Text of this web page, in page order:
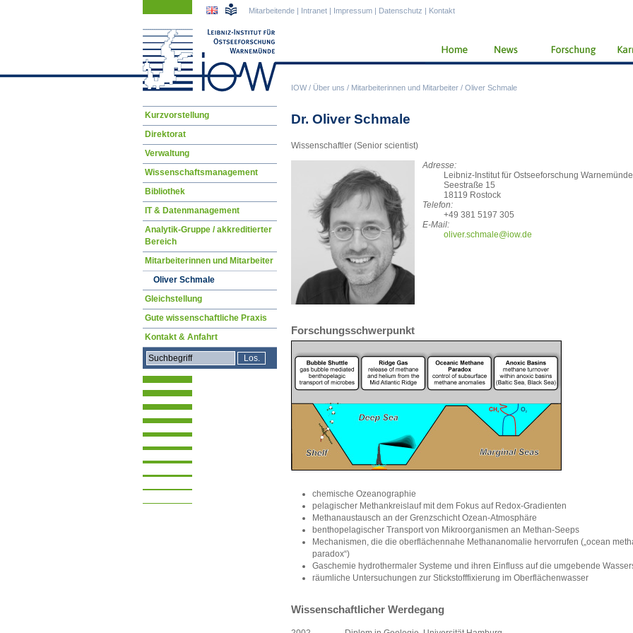
IOW/ Über uns / Mitarbeiterinnen und Mitarbeiter / Oliver Schmale
Mitarbeitende | Intranet | Impressum | Datenschutz | Kontakt
Dr. Oliver Schmale
Wissenschaftler (Senior scientist)
Adresse:
Leibniz-Institut für Ostseeforschung Warnemünde
Seestraße 15
18119 Rostock
Telefon:
+49 381 5197 305
E-Mail:
oliver.schmale@iow.de
Forschungsschwerpunkt
chemische Ozeanographie
pelagischer Methankreislauf mit dem Fokus auf Redox-Gradienten
Methanaustausch an der Grenzschicht Ozean-Atmosphäre
benthopelagischer Transport von Mikroorganismen an Methan-Seeps
Mechanismen, die die oberflächennahe Methananomalie hervorrufen („ocean
paradox“)
Gaschemie hydrothermaler Systeme und ihren Einfluss auf die umgebende
räumliche Untersuchungen zur Stickstofffixierung im Oberflächenwasser
Wissenschaftlicher Werdegang
Navigation
Kurzvorstellung
Direktorat
Verwaltung
Wissenschaftsmanagement
Bibliothek
IT & Datenmanagement
Analytik-Gruppe / akkreditierter
Bereich
Mitarbeiterinnen und Mitarbeiter
Oliver Schmale
Gleichstellung
Gute wissenschaftliche Praxis
Kontakt & Anfahrt